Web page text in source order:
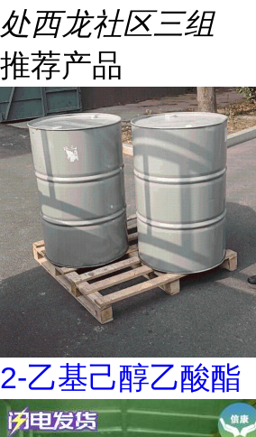
处西龙社区三组
推荐产品
2-乙基己醇乙酸酯